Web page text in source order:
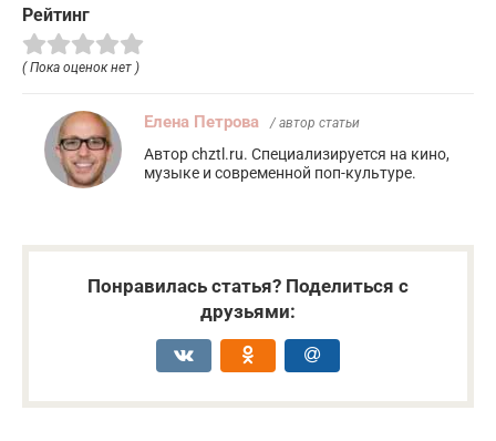
Рейтинг
( Пока оценок нет )
Елена Петрова / автор статьи
Автор chztl.ru. Специализируется на кино,
музыке и современной поп-культуре.
Понравилась статья? Поделиться с
друзьями: